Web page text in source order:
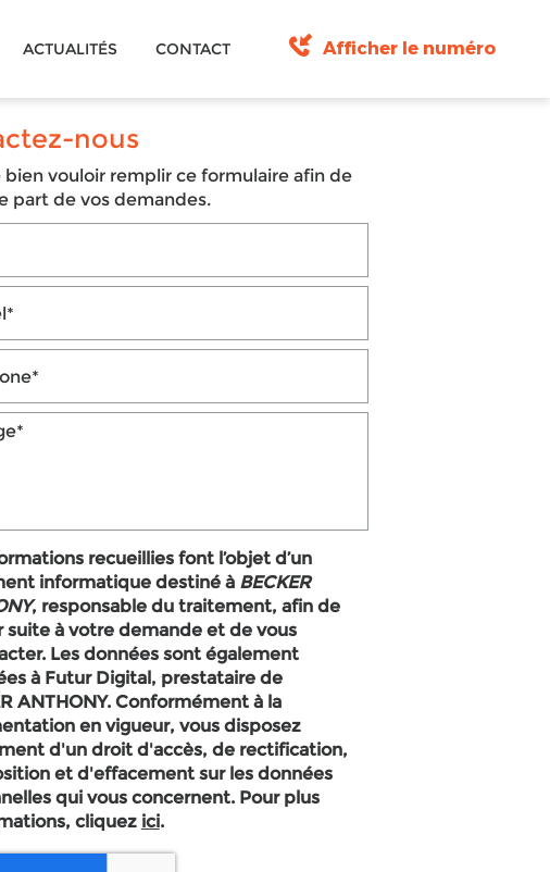
ACTUALITÉS CONTACT Afficher le numéro
nous
bien vouloir remplir ce formulaire afin de
part de vos demandes.
recueillies font l’objet d’un
informatique destiné àBECKER
, responsable du traitement, afin de
suite à votre demande et de vous
Les données sont également
à Futur Digital, prestataire de
à la
en vigueur, vous disposez
d'un droit d'accès, de rectification,
et d'effacement sur les données
qui vous concernent. Pour plus
cliquez ici.